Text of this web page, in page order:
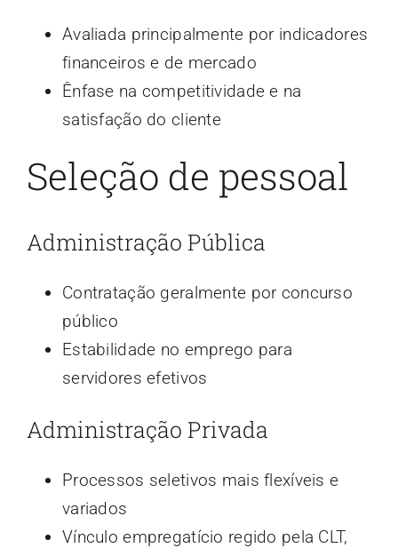
Avaliada principalmente por indicadores
financeiros e de mercado
Ênfase na competitividade e na
satisfação do cliente
Seleção de pessoal
Administração Pública
Contratação geralmente por concurso
público
Estabilidade no emprego para
servidores efetivos
Administração Privada
Processos seletivos mais flexíveis e
variados
Vínculo empregatício regido pela CLT,